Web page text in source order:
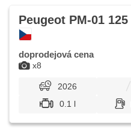
x8
Peugeot PM-01 125
doprodejová cena
2026
0.1 l